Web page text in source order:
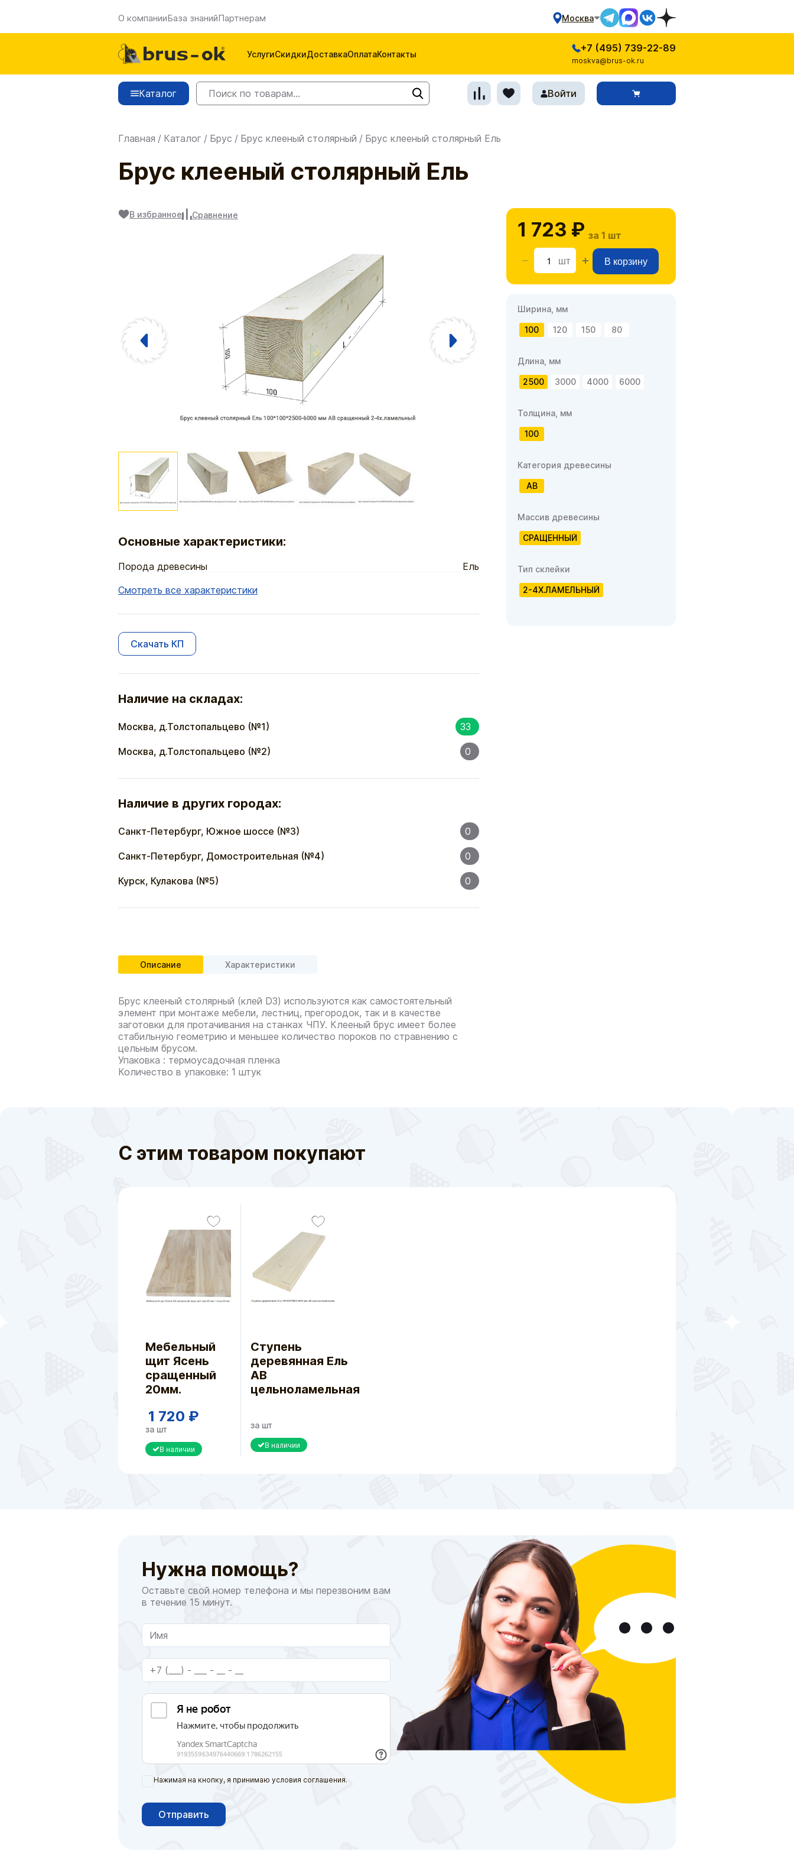
О компанииБаза знанийПартнерам Москва
УслугиСкидкиДоставкаОплатаКонтакты
+7 (495) 739-22-89
moskva@brus-ok.ru
Каталог Войти
Главная / Каталог / Брус / Брус клееный столярный / Брус клееный столярный Ель
Брус клееный столярный Ель
В избранное Сравнение
Основные характеристики:
Порода древесины
Ель
Смотреть все характеристики
Скачать КП
Наличие на складах:
Москва, д.Толстопальцево (№1) 33
Москва, д.Толстопальцево (№2) 0
Наличие в других городах:
Санкт-Петербург, Южное шоссе (№3) 0
Санкт-Петербург, Домостроительная (№4) 0
Курск, Кулакова (№5) 0
Описание Характеристики
Брус клееный столярный (клей D3) используются как самостоятельный
элемент при монтаже мебели, лестниц, прегородок, так и в качестве
заготовки для протачивания на станках ЧПУ. Клееный брус имеет более
стабильную геометрию и меньшее количество пороков по стравнению с
цельным брусом.
Упаковка : термоусадочная пленка
Количество в упаковке: 1 штук
1 723 ₽ за 1 шт
шт В корзину
Ширина, мм
100 120 150 80
Длина, мм
2500 3000 4000 6000
Толщина, мм
100
Категория древесины
АВ
Массив древесины
СРАЩЕННЫЙ
Тип склейки
2-4Х.ЛАМЕЛЬНЫЙ
С этим товаром покупают
Мебельный
щит Ясень
сращенный
20мм.
1 720 ₽
за шт
В наличии
Ступень
деревянная Ель
АВ
цельноламельная
за шт
В наличии
Нужна помощь?
Оставьте свой номер телефона и мы перезвоним вам
в течение 15 минут.
Нажимая на кнопку, я принимаю условия соглашения.
Отправить